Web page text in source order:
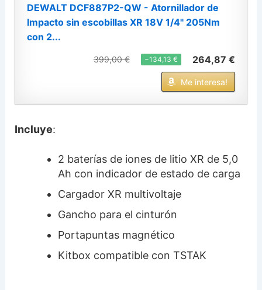
DEWALT DCF887P2-QW - Atornillador de
Impacto sin escobillas XR 18V 1/4" 205Nm
con 2...
399,00 € −134,13 € 264,87 €
Me interesa!
Incluye:
2 baterías de iones de litio XR de 5,0
Ah con indicador de estado de carga
Cargador XR multivoltaje
Gancho para el cinturón
Portapuntas magnético
Kitbox compatible con TSTAK